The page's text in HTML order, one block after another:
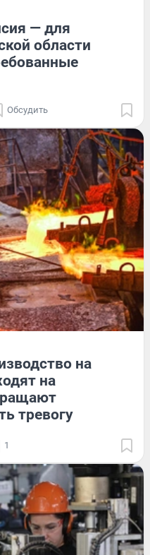
— для
области
Обсудить
на
на
тревогу
1